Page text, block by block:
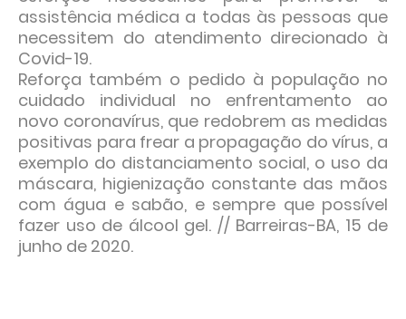
assistência médica a todas às pessoas que
necessitem do atendimento direcionado à
Covid-19.
Reforça também o pedido à população no
cuidado individual no enfrentamento ao
novo coronavírus, que redobrem as medidas
positivas para frear a propagação do vírus, a
exemplo do distanciamento social, o uso da
máscara, higienização constante das mãos
com água e sabão, e sempre que possível
fazer uso de álcool gel. // Barreiras-BA, 15 de
junho de 2020.